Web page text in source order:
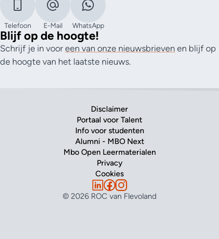
Telefoon E-Mail WhatsApp
Blijf op de hoogte!
Schrijf je in vooreen van onze nieuwsbrieven en blijf op
de hoogte van het laatste nieuws.
Disclaimer
Portaal voor Talent
Info voor studenten
Alumni - MBO Next
Mbo Open Leermaterialen
Privacy
Cookies
© 2026 ROC van Flevoland